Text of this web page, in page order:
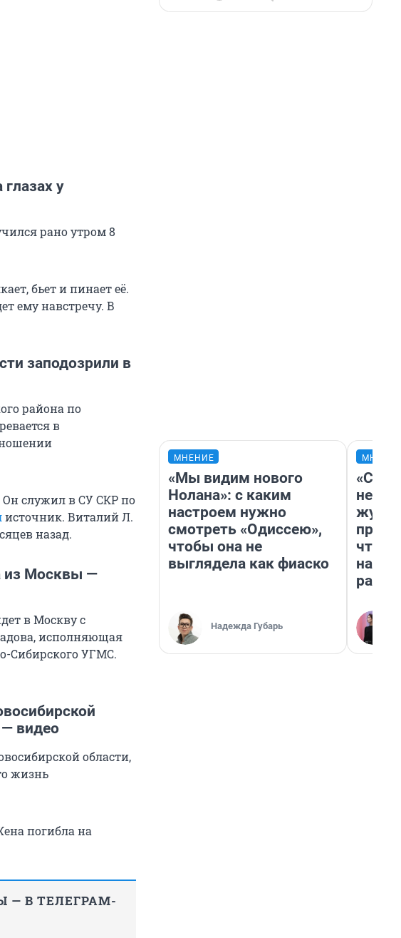
у
рано утром 8
бьет и пинает её.
ему навстречу. В
заподозрили в
района по
в
служил в СУ СКР по
источник. Виталий Л.
назад.
из Москвы —
в Москву с
исполняющая
Сибирского УГМС.
— видео
области,
жизнь
погибла на
— В ТЕЛЕГРАМ-
МНЕНИЕ
«Мы видим нового
Нолана»: с каким
настроем нужно
смотреть «Одиссею»,
чтобы она не
выглядела как фиаско
Надежда Губарь
на
ради